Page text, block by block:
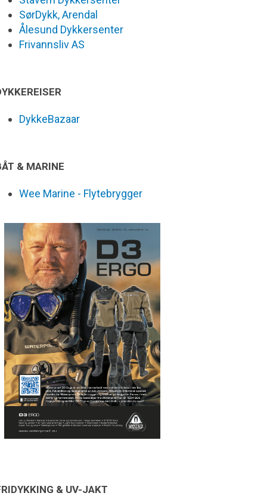
SørDykk, Arendal
Ålesund Dykkersenter
Frivannsliv AS
DykkeBazaar
& MARINE
Wee Marine - Flytebrygger
& UV-JAKT